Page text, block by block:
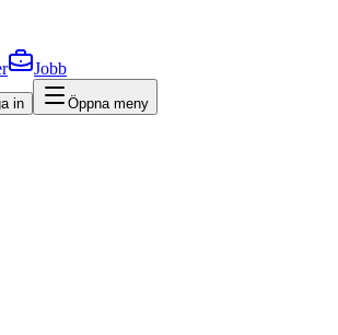
Jobb
in Öppna meny